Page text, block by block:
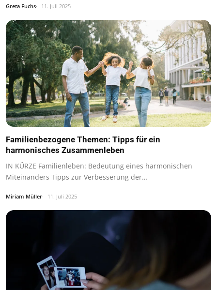
Greta Fuchs 11. Juli 2025
Familienbezogene Themen: Tipps für ein
harmonisches Zusammenleben
IN KÜRZE Familienleben: Bedeutung eines harmonischen
Miteinanders Tipps zur Verbesserung der…
Miriam Müller 11. Juli 2025